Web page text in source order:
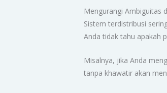
Mengurangi Ambiguitas
Sistem terdistribusi
Anda tidak tahu apakah
Misalnya, jika Anda
tanpa khawatir akan